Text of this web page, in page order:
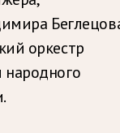
оркестр